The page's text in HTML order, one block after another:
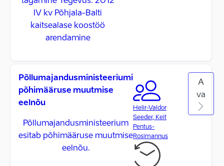
IV kv Põhjala-Balti
kaitsealase koostöö
arendamine
Põllumajandusministeeriumi
põhimääruse muutmise
eelnõu
Põllumajandusministeerium
esitab põhimääruse muutmise
eelnõu.
Helir-Valdor
Seeder, Keit
Pentus-
Rosimannus
A
va